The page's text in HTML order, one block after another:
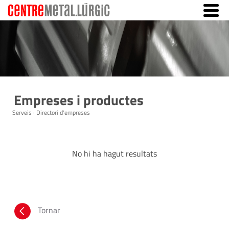
Empreses i productes
Serveis · Directori d'empreses
No hi ha hagut resultats
Tornar